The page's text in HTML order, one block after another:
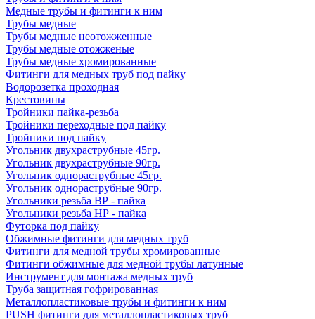
Медные трубы и фитинги к ним
Трубы медные
Трубы медные неотожженные
Трубы медные отожженые
Трубы медные хромированные
Фитинги для медных труб под пайку
Водорозетка проходная
Крестовины
Тройники пайка-резьба
Тройники переходные под пайку
Тройники под пайку
Угольник двухраструбные 45гр.
Угольник двухраструбные 90гр.
Угольник однораструбные 45гр.
Угольник однораструбные 90гр.
Угольники резьба ВР - пайка
Угольники резьба НР - пайка
Футорка под пайку
Обжимные фитинги для медных труб
Фитинги для медной трубы хромированные
Фитинги обжимные для медной трубы латунные
Инструмент для монтажа медных труб
Труба защитная гофрированная
Металлопластиковые трубы и фитинги к ним
PUSH фитинги для металлопластиковых труб